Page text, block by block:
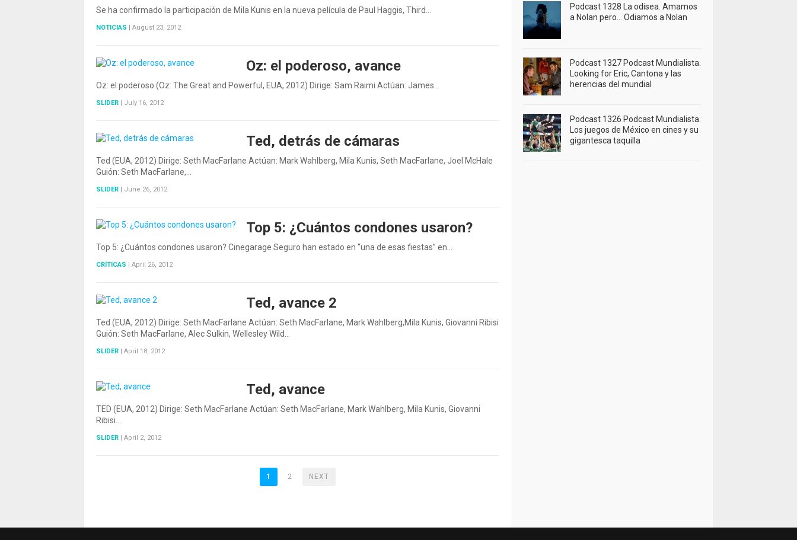
Se ha confirmado la participación de Mila Kunis en la nueva película de Paul Haggis, Third…
NOTICIAS | August 23, 2012
Oz: el poderoso, avance
Oz: el poderoso (Oz: The Great and Powerful, EUA, 2012) Dirige: Sam Raimi Actúan: James…
SLIDER | July 16, 2012
Ted, detrás de cámaras
Ted (EUA, 2012) Dirige: Seth MacFarlane Actúan: Mark Wahlberg, Mila Kunis, Seth MacFarlane, Joel McHale
Guión: Seth MacFarlane,…
SLIDER | June 26, 2012
Top 5: ¿Cuántos condones usaron?
Top 5: ¿Cuántos condones usaron? Cinegarage Seguro han estado en “una de esas fiestas” en…
CRÍTICAS | April 26, 2012
Ted, avance 2
Ted (EUA, 2012) Dirige: Seth MacFarlane Actúan: Seth MacFarlane, Mark Wahlberg,Mila Kunis, Giovanni Ribisi
Guión: Seth MacFarlane, Alec Sulkin, Wellesley Wild…
SLIDER | April 18, 2012
Ted, avance
TED (EUA, 2012) Dirige: Seth MacFarlane Actúan: Seth MacFarlane, Mark Wahlberg, Mila Kunis, Giovanni
Ribisi…
SLIDER | April 2, 2012
1 2 NEXT
Podcast 1328 La odisea. Amamos
a Nolan pero… Odiamos a Nolan
Podcast 1327 Podcast Mundialista.
Looking for Eric, Cantona y las
herencias del mundial
Podcast 1326 Podcast Mundialista.
Los juegos de México en cines y su
gigantesca taquilla